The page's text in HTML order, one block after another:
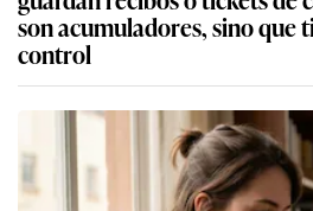
son acumuladores, sino que
control